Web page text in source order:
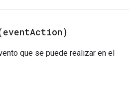
eventAction)
que se puede realizar en el